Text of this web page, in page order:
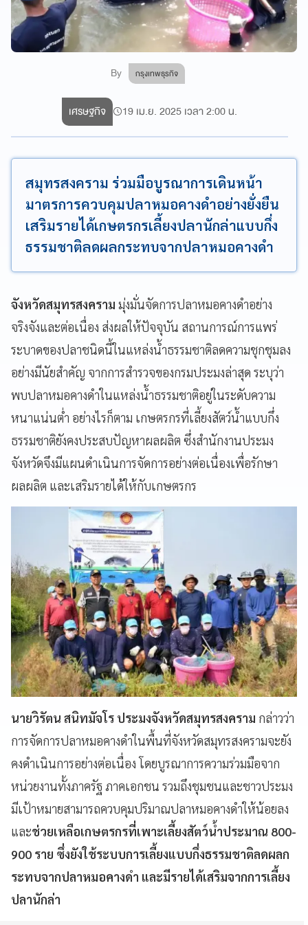
By กรุงเทพธุรกิจ
เศรษฐกิจ 19 เม.ย. 2025 เวลา 2:00 น.
สมุทรสงคราม ร่วมมือบูรณาการเดินหน้า
มาตรการควบคุมปลาหมอคางดำอย่างยั่งยืน
เสริมรายได้เกษตรกรเลี้ยงปลานักล่าแบบกึ่ง
ธรรมชาติลดผลกระทบจากปลาหมอคางดำ
จังหวัดสมุทรสงคราม มุ่งมั่นจัดการปลาหมอคางดำอย่าง
จริงจังและต่อเนื่อง ส่งผลให้ปัจจุบัน สถานการณ์การแพร่
ระบาดของปลาชนิดนี้ในแหล่งน้ำธรรมชาติลดความชุกชุมลง
อย่างมีนัยสำคัญ จากการสำรวจของกรมประมงล่าสุด ระบุว่า
พบปลาหมอคางดำในแหล่งน้ำธรรมชาติอยู่ในระดับความ
หนาแน่นต่ำ อย่างไรก็ตาม เกษตรกรที่เลี้ยงสัตว์น้ำแบบกึ่ง
ธรรมชาติยังคงประสบปัญหาผลผลิต ซึ่งสำนักงานประมง
จังหวัดจึงมีแผนดำเนินการจัดการอย่างต่อเนื่องเพื่อรักษา
ผลผลิต และเสริมรายได้ให้กับเกษตรกร
นายวิรัตน สนิทมัจโร ประมงจังหวัดสมุทรสงคราม กล่าวว่า
การจัดการปลาหมอคางดำในพื้นที่จังหวัดสมุทรสงครามจะยัง
คงดำเนินการอย่างต่อเนื่อง โดยบูรณาการความร่วมมือจาก
หน่วยงานทั้งภาครัฐ ภาคเอกชน รวมถึงชุมชนและชาวประมง
มีเป้าหมายสามารถควบคุมปริมาณปลาหมอคางดำให้น้อยลง
และช่วยเหลือเกษตรกรที่เพาะเลี้ยงสัตว์น้ำประมาณ 800-
900 ราย ซึ่งยังใช้ระบบการเลี้ยงแบบกึ่งธรรมชาติลดผลก
ระทบจากปลาหมอคางดำ และมีรายได้เสริมจากการเลี้ยง
ปลานักล่า